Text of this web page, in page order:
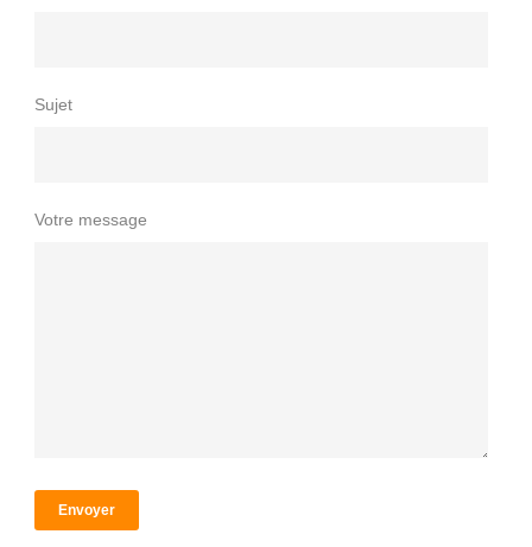
Sujet
Votre message